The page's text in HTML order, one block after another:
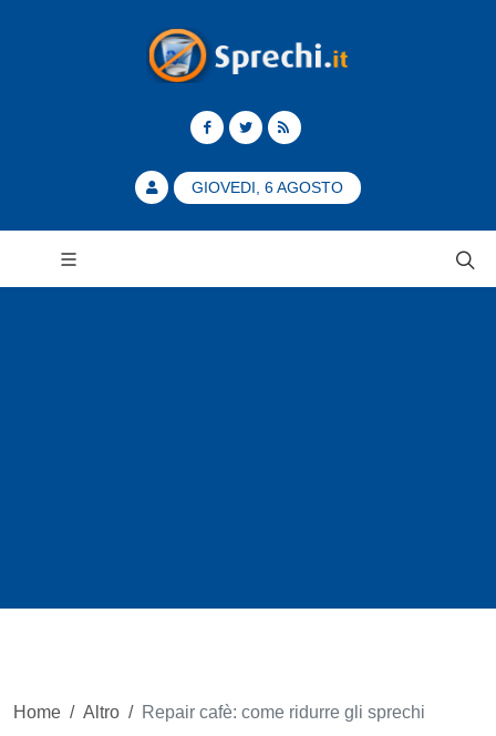
GIOVEDI, 6 AGOSTO
Home / Altro / Repair cafè: come ridurre gli sprechi